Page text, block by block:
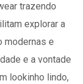
trazendo
explorar a
modernas e
e a vontade
lookinho lindo,